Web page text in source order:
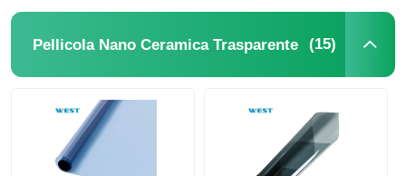
Pellicola Nano Ceramica Trasparente (15)